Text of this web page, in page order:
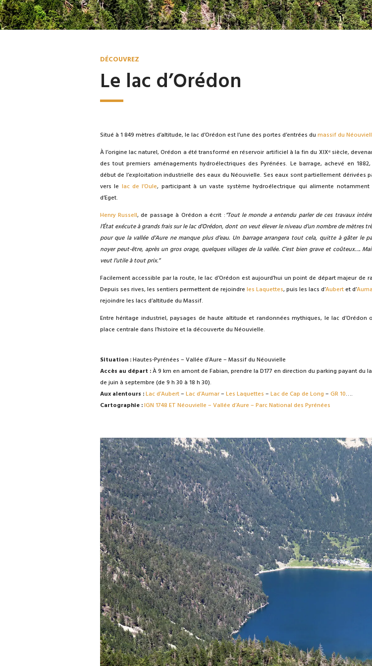
DÉCOUVREZ
Le lac d’Orédon
Situé à 1 849 mètres d’altitude, le lac d’Orédon est l’une des portes d’entrées du massif du
À l’origine lac naturel, Orédon a été transformé en réservoir artificiel à la fin du XIXᵉ siècle,
des tout premiers aménagements hydroélectriques des Pyrénées. Le barrage, achevé en
début de l’exploitation industrielle des eaux du Néouvielle. Ses eaux sont partiellement dérivées
vers le lac de l’Oule, participant à un vaste système hydroélectrique qui alimente notamment
d’Eget.
Henry Russell, de passage à Orédon a écrit :“Tout le monde a entendu parler de ces travaux
l’État exécute à grands frais sur le lac d’Orédon, dont on veut élever le niveau d’un nombre de mètres
pour que la vallée d’Aure ne manque plus d’eau. Un barrage arrangera tout cela, quitte à gâter le
noyer peut-être, après un gros orage, quelques villages de la vallée. C’est bien grave et coûteux….
veut l’utile à tout prix.”
Facilement accessible par la route, le lac d’Orédon est aujourd’hui un point de départ majeur de
Depuis ses rives, les sentiers permettent de rejoindreles Laquettes, puis les lacs d’Aubertet d’
rejoindre les lacs d’altitude du Massif.
Entre héritage industriel, paysages de haute altitude et randonnées mythiques, le lac d’Orédon
place centrale dans l’histoire et la découverte du Néouvielle.
Situation :Hautes-Pyrénées – Vallée d’Aure – Massif du Néouvielle
Accès au départ :À 9 km en amont de Fabian, prendre la D177 en direction du parking payant du
de juin à septembre (de 9 h 30 à 18 h 30).
Aux alentours :Lac d’Aubert– Lac d’Aumar– Les Laquettes – Lac de Cap de Long – GR 10….
Cartographie :IGN 1748 ET Néouvielle – Vallée d’Aure – Parc National des Pyrénées